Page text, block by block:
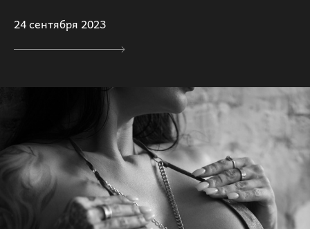
24 сентября 2023